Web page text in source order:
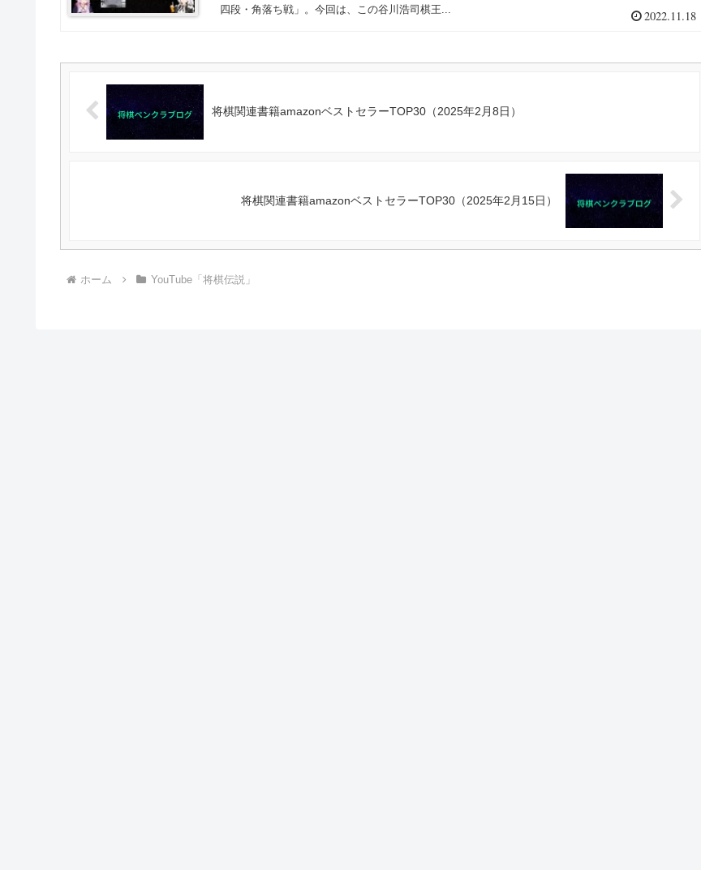
四段・角落ち戦」。今回は、この谷川浩司棋王...
2022.11.18
将棋関連書籍amazonベストセラーTOP30（2025年2月8日）
将棋関連書籍amazonベストセラーTOP30（2025年2月15日）
ホーム YouTube「将棋伝説」